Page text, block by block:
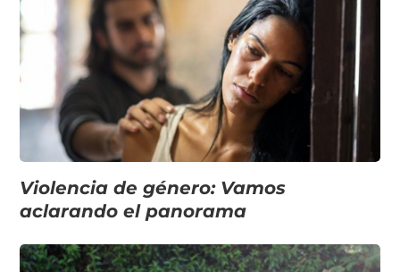
Violencia de género: Vamos
aclarando el panorama